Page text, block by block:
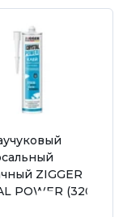
ZIGGER
POWER (320